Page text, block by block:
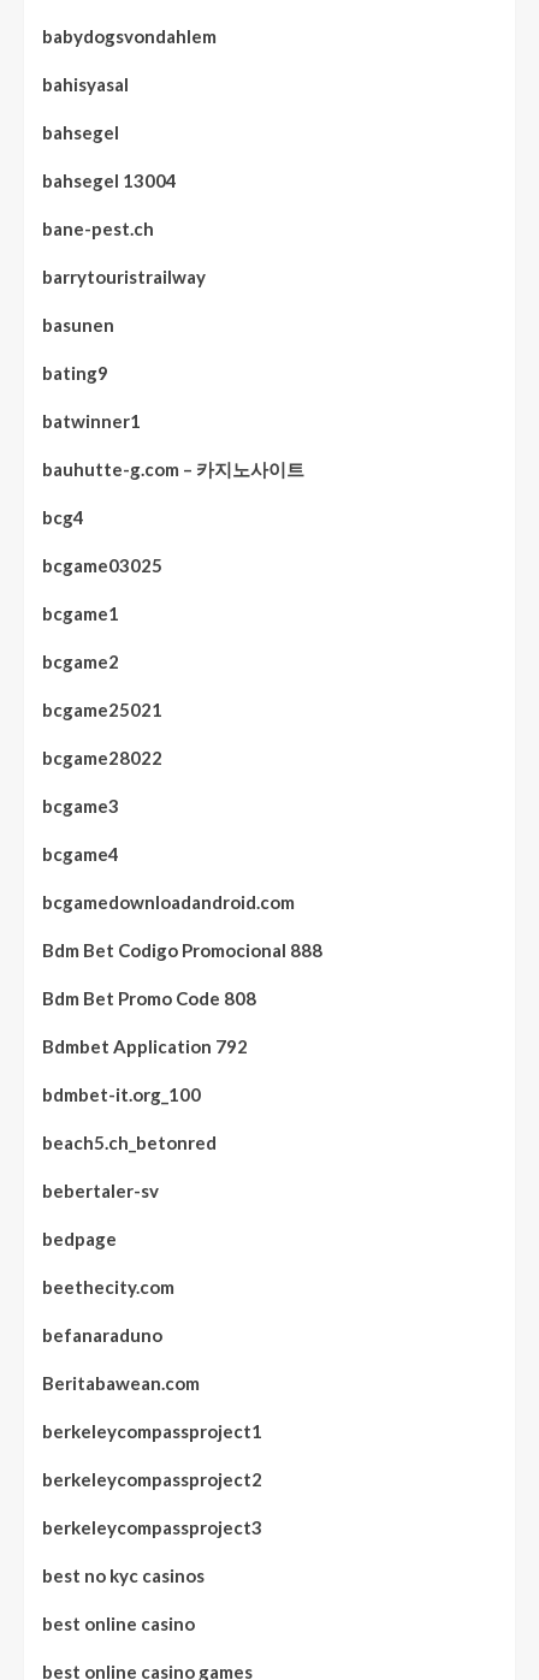
babydogsvondahlem
bahisyasal
bahsegel
bahsegel 13004
bane-pest.ch
barrytouristrailway
basunen
bating9
batwinner1
bauhutte-g.com – 카지노사이트
bcg4
bcgame03025
bcgame1
bcgame2
bcgame25021
bcgame28022
bcgame3
bcgame4
bcgamedownloadandroid.com
Bdm Bet Codigo Promocional 888
Bdm Bet Promo Code 808
Bdmbet Application 792
bdmbet-it.org_100
beach5.ch_betonred
bebertaler-sv
bedpage
beethecity.com
befanaraduno
Beritabawean.com
berkeleycompassproject1
berkeleycompassproject2
berkeleycompassproject3
best no kyc casinos
best online casino
best online casino games